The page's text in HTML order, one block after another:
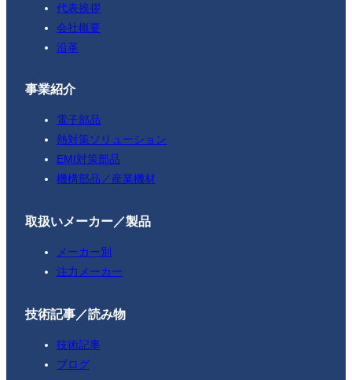
代表挨拶
会社概要
沿革
事業紹介
電子部品
熱対策ソリューション
EMI対策部品
機構部品／産業機材
取扱いメーカー／製品
メーカー別
注力メーカー
技術記事／読み物
技術記事
ブログ